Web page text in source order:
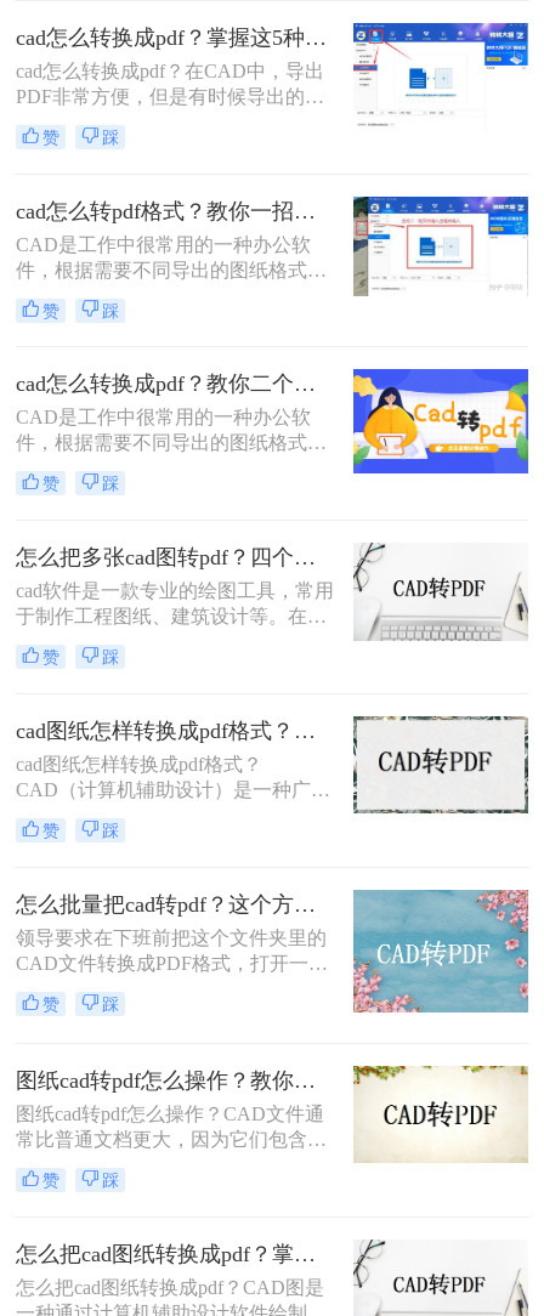
为便捷点。那么在CAD中dwg转pdf要
怎么转换呢？具体要怎么来进行操作
呢？那下面小编就来教教大家具体操
作方法。
cad怎么转换成pdf？掌握这5种方法就可以！
cad怎么转换成pdf？在CAD中，导出
PDF非常方便，但是有时候导出的
PDF却不够清晰。如果你在导出PDF
时遇到了这个问题，不要担心，这篇
你导出更清晰的PDF。
赞 踩
cad怎么转pdf格式？教你一招在线转换！
CAD是工作中很常用的一种办公软
件，根据需要不同导出的图纸格式也
会不同，很多刚入门的朋友不知道cad
怎么转pdf格式，这里就简单的分享一
试~
赞 踩
cad怎么转换成pdf？教你二个简单方法！
CAD是工作中很常用的一种办公软
件，根据需要不同导出的图纸格式也
会不同很多刚入门的朋友不知道cad怎
么转换成pdf，这里就简单的分享二个
~
赞 踩
怎么把多张cad图转pdf？四个方法帮你搞定！
cad软件是一款专业的绘图工具，常用
于制作工程图纸、建筑设计等。在cad
中，有时我们需要将多张图纸合并为
一个pdf文件，方便浏览和共享。那
怎么把多张cad图转pdf的方法吧！
赞 踩
cad图纸怎样转换成pdf格式？这3个转换方法很简单！
cad图纸怎样转换成pdf格式？
CAD（计算机辅助设计）是一种广泛
使用的设计软件，它在工业、建筑、
机械等领域中被广泛应用。在许多情
式，以便分享、打印或在各种设备上
查看。本文将介绍如何将CAD文件转
换为PDF格式。
赞 踩
怎么批量把cad转pdf？这个方法快来学习一下！
领导要求在下班前把这个文件夹里的
CAD文件转换成PDF格式，打开一
下，救命啊！！太多了吧！！感慨之
后，立即打开电脑桌面上的这个软
去，设置输出格式为PDF，就能在下
班前完成转换啦！有朋友好奇这款软
件的真面目，今天小编就把怎么批量
把cad转pdf分享给大家，一起接着往
下看吧~
赞 踩
图纸cad转pdf怎么操作？教你二个简单方法！
图纸cad转pdf怎么操作？CAD文件通
常比普通文档更大，因为它们包含大
量的图形和图像。这使得共享和传输
这些文件变得更加困难。将CAD文件
性和可共享性，同时还可以减少文件
大小。此外，将CAD文件转换为PDF
文件还可以使它们更易于打印。因为
赞 踩
怎么把cad图纸转换成pdf？掌握这4种方法就可以！
怎么把cad图纸转换成pdf？CAD图是